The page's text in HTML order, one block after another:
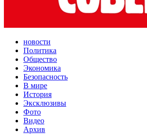
новости
Политика
Общество
Экономика
Безопасность
В мире
История
Эксклюзивы
Фото
Видео
Архив